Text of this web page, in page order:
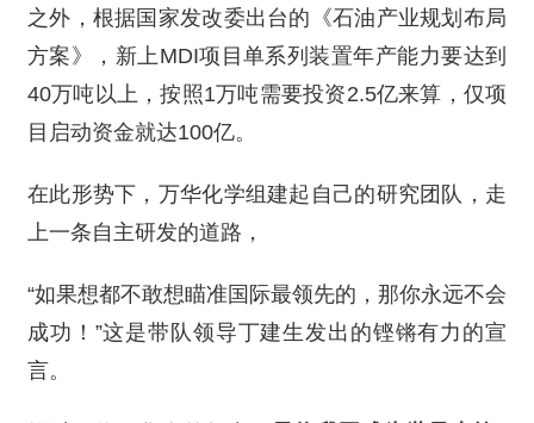
之外，根据国家发改委出台的《石油产业规划布局
方案》，新上MDI项目单系列装置年产能力要达到
40万吨以上，按照1万吨需要投资2.5亿来算，仅项
目启动资金就达100亿。
在此形势下，万华化学组建起自己的研究团队，走
上一条自主研发的道路，
“如果想都不敢想瞄准国际最领先的，那你永远不会
成功！”这是带队领导丁建生发出的铿锵有力的宣
言。